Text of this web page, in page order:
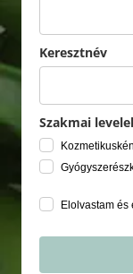
Keresztnév
Szakmai
Elolvastam és